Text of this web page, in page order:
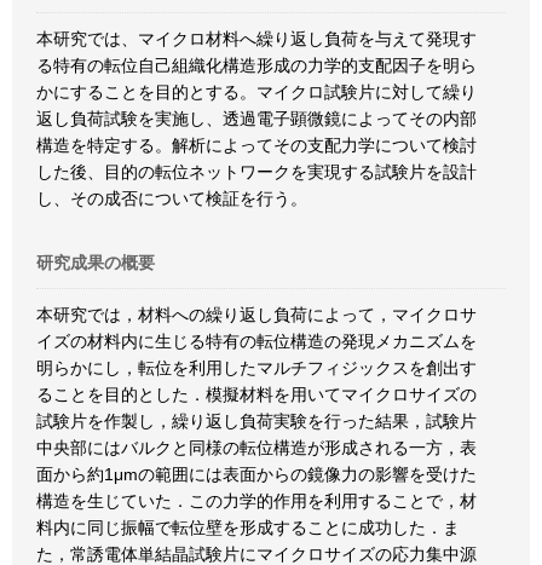
本研究では、マイクロ材料へ繰り返し負荷を与えて発現す
る特有の転位自己組織化構造形成の力学的支配因子を明ら
かにすることを目的とする。マイクロ試験片に対して繰り
返し負荷試験を実施し、透過電子顕微鏡によってその内部
構造を特定する。解析によってその支配力学について検討
した後、目的の転位ネットワークを実現する試験片を設計
し、その成否について検証を行う。
研究成果の概要
本研究では，材料への繰り返し負荷によって，マイクロサ
イズの材料内に生じる特有の転位構造の発現メカニズムを
明らかにし，転位を利用したマルチフィジックスを創出す
ることを目的とした．模擬材料を用いてマイクロサイズの
試験片を作製し，繰り返し負荷実験を行った結果，試験片
中央部にはバルクと同様の転位構造が形成される一方，表
面から約1μmの範囲には表面からの鏡像力の影響を受けた
構造を生じていた．この力学的作用を利用することで，材
料内に同じ振幅で転位壁を形成することに成功した．ま
た，常誘電体単結晶試験片にマイクロサイズの応力集中源